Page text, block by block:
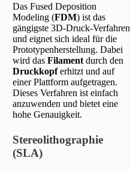
Das Fused Deposition
Modeling (FDM) ist das
gängigste 3D-Druck-Verfahren
und eignet sich ideal für die
Prototypenherstellung. Dabei
wird das Filament durch den
Druckkopferhitzt und auf
einer Plattform aufgetragen.
Dieses Verfahren ist einfach
anzuwenden und bietet eine
hohe Genauigkeit.
Stereolithographie
(SLA)